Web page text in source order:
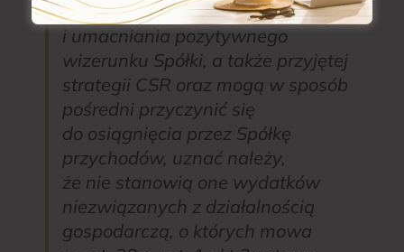
są poniesione w celu budowania
i umacniania pozytywnego
wizerunku Spółki, a także przyjętej
strategii CSR oraz mogą w sposób
pośredni przyczynić się
do osiągnięcia przez Spółkę
przychodów, uznać należy,
że nie stanowią one wydatków
niezwiązanych z działalnością
gospodarczą, o których mowa